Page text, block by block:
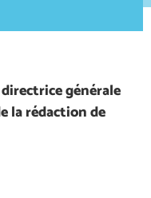
générale
la rédaction de